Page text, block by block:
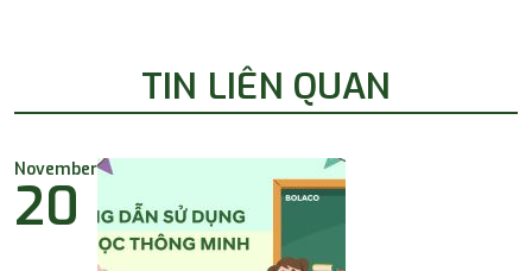
TIN LIÊN QUAN
November
20